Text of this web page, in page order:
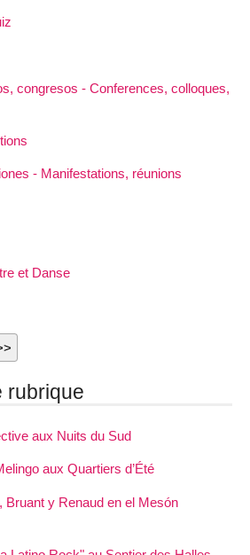
congresos - Conferences, colloques,
- Manifestations, réunions
et Danse
rubrique
aux Nuits du Sud
aux Quartiers d’Été
Bruant y Renaud en el Mesón